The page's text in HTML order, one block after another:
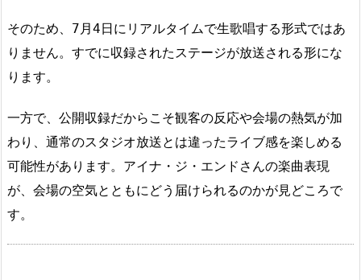
そのため、7月4日にリアルタイムで生歌唱する形式ではあ
りません。すでに収録されたステージが放送される形にな
ります。
一方で、公開収録だからこそ観客の反応や会場の熱気が加
わり、通常のスタジオ放送とは違ったライブ感を楽しめる
可能性があります。アイナ・ジ・エンドさんの楽曲表現
が、会場の空気とともにどう届けられるのかが見どころで
す。